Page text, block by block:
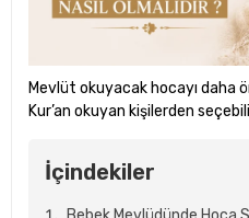
Mevlüt okuyacak hocayı daha
Kur’an okuyan kişilerden
İçindekiler